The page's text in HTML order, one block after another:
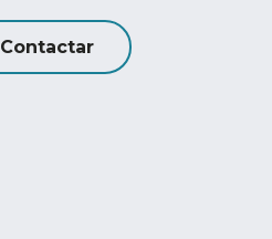
Contactar